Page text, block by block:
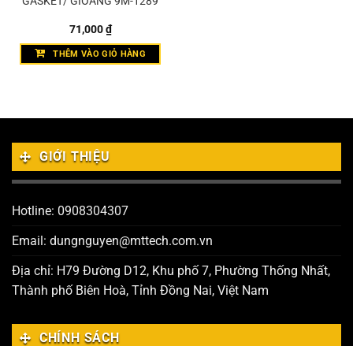
71,000₫
THÊM VÀO GIỎ HÀNG
GIỚI THIỆU
Hotline: 0908304307
Email: dungnguyen@mttech.com.vn
Địa chỉ: H79 Đường D12, Khu phố 7, Phường Thống Nhất,
Thành phố Biên Hoà, Tỉnh Đồng Nai, Việt Nam
CHÍNH SÁCH